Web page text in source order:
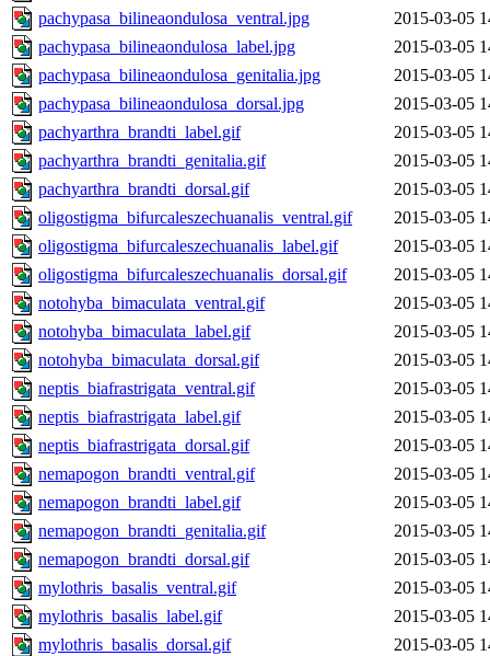
pachypasa_bilineaondulosa_ventral.jpg
2015-03-05
pachypasa_bilineaondulosa_label.jpg
2015-03-05
pachypasa_bilineaondulosa_genitalia.jpg
2015-03-05
pachypasa_bilineaondulosa_dorsal.jpg
2015-03-05
pachyarthra_brandti_label.gif
2015-03-05
pachyarthra_brandti_genitalia.gif
2015-03-05
pachyarthra_brandti_dorsal.gif
2015-03-05
oligostigma_bifurcaleszechuanalis_ventral.gif
2015-03-05
oligostigma_bifurcaleszechuanalis_label.gif
2015-03-05
oligostigma_bifurcaleszechuanalis_dorsal.gif
2015-03-05
notohyba_bimaculata_ventral.gif
2015-03-05
notohyba_bimaculata_label.gif
2015-03-05
notohyba_bimaculata_dorsal.gif
2015-03-05
neptis_biafrastrigata_ventral.gif
2015-03-05
neptis_biafrastrigata_label.gif
2015-03-05
neptis_biafrastrigata_dorsal.gif
2015-03-05
nemapogon_brandti_ventral.gif
2015-03-05
nemapogon_brandti_label.gif
2015-03-05
nemapogon_brandti_genitalia.gif
2015-03-05
nemapogon_brandti_dorsal.gif
2015-03-05
mylothris_basalis_ventral.gif
2015-03-05
mylothris_basalis_label.gif
2015-03-05
mylothris_basalis_dorsal.gif
2015-03-05